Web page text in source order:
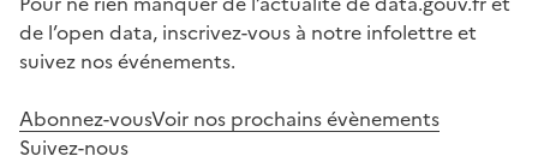
de l’open data, inscrivez-vous à notre infolettre et
suivez nos événements.
Abonnez-vousVoir nos prochains évènements
Suivez-nous